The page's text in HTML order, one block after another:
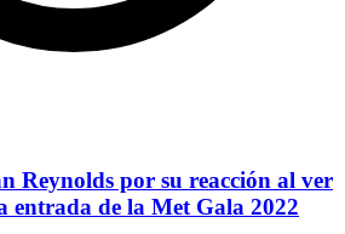
Reynolds por su reacción al ver
entrada de la Met Gala 2022